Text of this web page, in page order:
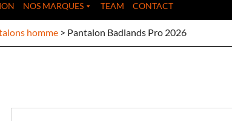
NOS MARQUES TEAM CONTACT
homme> Pantalon Badlands Pro 2026